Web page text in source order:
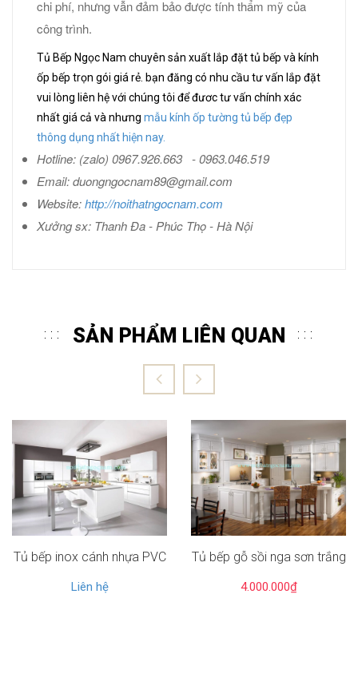
chi phí, nhưng vẫn đảm bảo được tính thẩm mỹ của
công trình.
Tủ Bếp Ngọc Nam chuyên sản xuất lắp đặt tủ bếp và kính
ốp bếp trọn gói giá rẻ. bạn đăng có nhu cầu tư vấn lắp đặt
vui lòng liên hệ với chúng tôi để đươc tư vấn chính xác
nhất giá cả và nhưng mẫu kính ốp tường tủ bếp đẹp
thông dụng nhất hiện nay.
Hotline: (zalo) 0967.926.663 - 0963.046.519
Email: duongngocnam89@gmail.com
Website:http://noithatngocnam.com
Xưởng sx: Thanh Đa - Phúc Thọ - Hà Nội
SẢN PHẨM LIÊN QUAN
Tủ bếp inox cánh nhựa PVC
Liên hệ
Tủ bếp gỗ sồi nga sơn trắng
4.000.000₫